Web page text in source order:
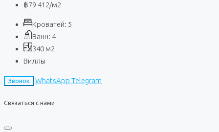
฿79 412/м2
Кроватей: 5
Ванн: 4
340 м2
Виллы
Звонок WhatsApp Telegram
Связаться с нами